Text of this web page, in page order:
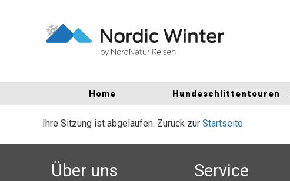
Home Hundeschlittentouren
Ihre Sitzung ist abgelaufen. Zurück zur Startseite
Über uns Service